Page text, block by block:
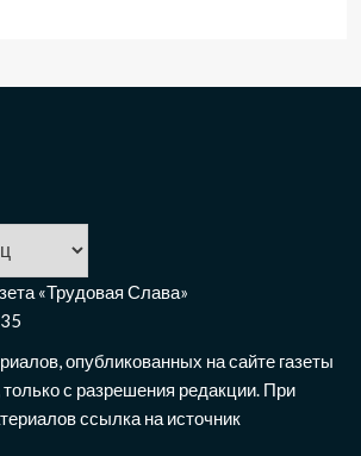
«Трудовая Слава»
опубликованных на сайте газеты
только с разрешения редакции. При
ссылка на источник